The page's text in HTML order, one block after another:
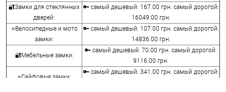
🔐Замки для стеклянных
дверей:
🔑 самый дешевый: 167.00 грн. самый дорогой:
16049.00 грн.
⭐Велосипедные и мото
замки:
🔑 самый дешевый: 107.00 грн. самый дорогой:
14836.00 грн.
🔐Мебельные замки:
🔑 самый дешевый: 70.00 грн. самый дорогой:
9116.00 грн.
⭐Сейфовые замки:
🔑 самый дешевый: 341.00 грн. самый дорогой: